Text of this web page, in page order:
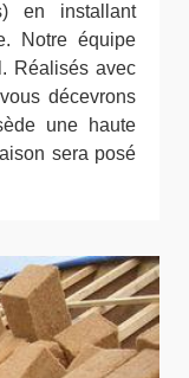
en installant
Notre équipe
Réalisés avec
décevrons
une haute
sera posé